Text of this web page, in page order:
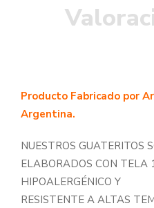
Producto Fabricado por
Argentina.
NUESTROS GUATERITOS
ELABORADOS CON TELA
HIPOALERGÉNICO Y
RESISTENTE A ALTAS